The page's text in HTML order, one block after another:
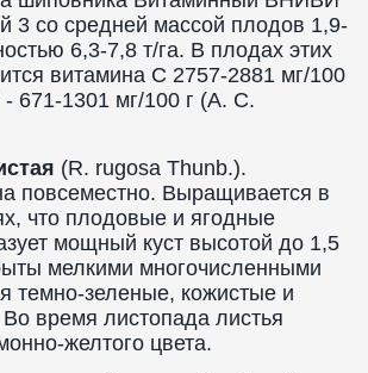
3 со средней массой плодов 1,9-
6,3-7,8 т/га. В плодах этих
витамина C 2757-2881 мг/100
- 671-1301 мг/100 г (А. С.
(R. rugosa Thunb.).
повсеместно. Выращивается в
что плодовые и ягодные
мощный куст высотой до 1,5
мелкими многочисленными
темно-зеленые, кожистые и
время листопада листья
желтого цвета.